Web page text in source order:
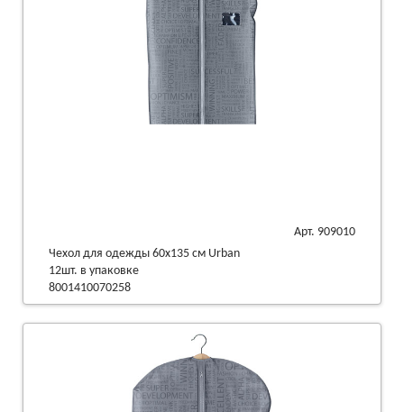
Арт. 909010
Чехол для одежды 60х135 см Urban
12шт. в упаковке
8001410070258